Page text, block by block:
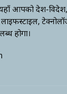
यहाँ आपको देश-
होगा।